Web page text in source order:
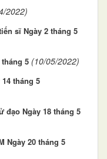
2022)
sĩ Ngày 2 tháng 5
tháng 5 (10/05/2022)
tháng 5
đạo Ngày 18 tháng 5
Ngày 20 tháng 5